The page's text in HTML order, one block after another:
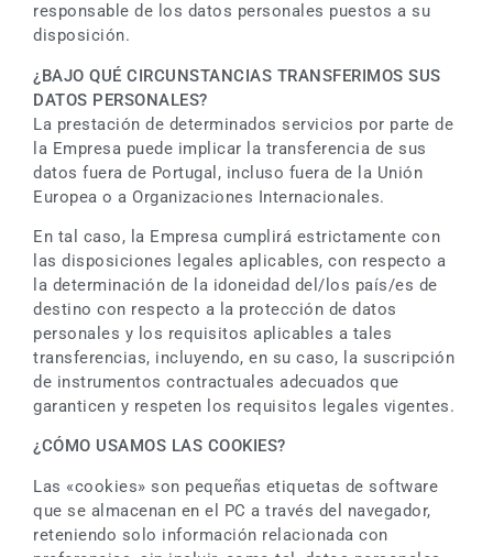
responsable de los datos personales puestos a su
disposición.
¿BAJO QUÉ CIRCUNSTANCIAS TRANSFERIMOS SUS
DATOS PERSONALES?
La prestación de determinados servicios por parte de
la Empresa puede implicar la transferencia de sus
datos fuera de Portugal, incluso fuera de la Unión
Europea o a Organizaciones Internacionales.
En tal caso, la Empresa cumplirá estrictamente con
las disposiciones legales aplicables, con respecto a
la determinación de la idoneidad del/los país/es de
destino con respecto a la protección de datos
personales y los requisitos aplicables a tales
transferencias, incluyendo, en su caso, la suscripción
de instrumentos contractuales adecuados que
garanticen y respeten los requisitos legales vigentes.
¿CÓMO USAMOS LAS COOKIES?
Las «cookies» son pequeñas etiquetas de software
que se almacenan en el PC a través del navegador,
reteniendo solo información relacionada con